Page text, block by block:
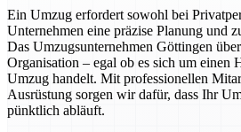
Ein Umzug erfordert sowohl bei
Unternehmen eine präzise Planung und
Das Umzugsunternehmen Göttingen
Organisation – egal ob es sich um einen
Umzug handelt. Mit professionellen
Ausrüstung sorgen wir dafür, dass Ihr
pünktlich abläuft.